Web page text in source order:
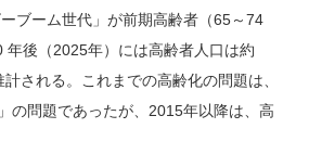
ブーム世代」が前期高齢者（65～74
年後（2025年）には高齢者人口は約
される。これまでの高齢化の問題は、
の問題であったが、2015年以降は、高